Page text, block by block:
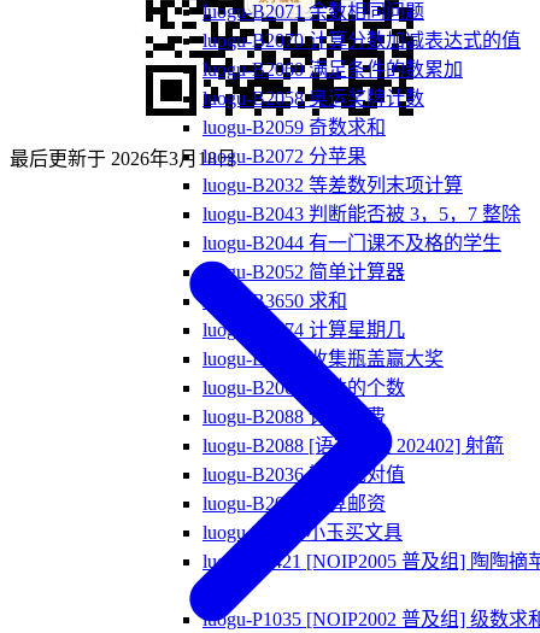
luogu-B2071 余数相同问题
luogu-B2070 计算分数加减表达式的值
luogu-B2060 满足条件的数累加
luogu-B2058 奥运奖牌计数
luogu-B2059 奇数求和
luogu-B2072 分苹果
luogu-B2032 等差数列末项计算
luogu-B2043 判断能否被 3，5，7 整除
luogu-B2044 有一门课不及格的学生
luogu-B2052 简单计算器
luogu-B3650 求和
luogu-B2074 计算星期几
luogu-B2041 收集瓶盖赢大奖
luogu-B2061 整数的个数
luogu-B2088 计算书费
luogu-B2088 [语言月赛 202402] 射箭
luogu-B2036 输出绝对值
luogu-B2048 计算邮资
luogu-P1421 小玉买文具
luogu-P1421 [NOIP2005 普及组] 陶陶摘
luogu-P1035 [NOIP2002 普及组] 级数求
最后更新于 2026年3月18日